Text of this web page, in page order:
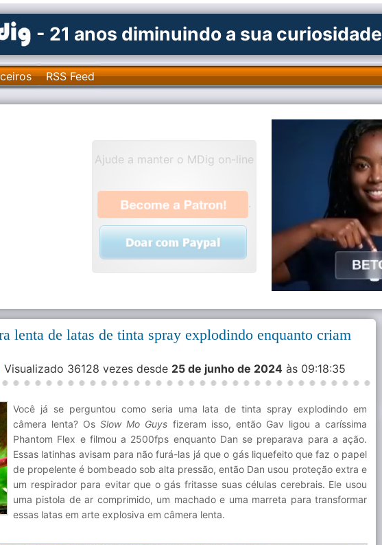
- 21 anos diminuindo a sua curiosidade
RSS Feed
Ajude a manter o MDig on-line
.
lenta de latas de tinta spray explodindo enquanto criam
Visualizado 36128 vezes desde 25 de junho de 2024 às 09:18:35
Você já se perguntou como seria uma lata de tinta spray explodindo em
câmera lenta? OsSlow Mo Guys fizeram isso, então Gav ligou a caríssima
Phantom Flex e filmou a 2500fps enquanto Dan se preparava para a ação.
Essas latinhas avisam para não furá-las já que o gás liquefeito que faz o papel
de propelente é bombeado sob alta pressão, então Dan usou proteção extra e
um respirador para evitar que o gás fritasse suas células cerebrais. Ele usou
uma pistola de ar comprimido, um machado e uma marreta para transformar
essas latas em arte explosiva em câmera lenta.